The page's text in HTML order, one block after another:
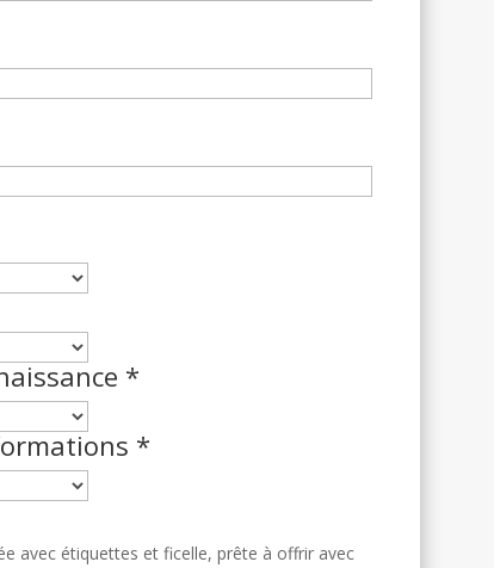
*
*
avec étiquettes et ficelle, prête à offrir avec